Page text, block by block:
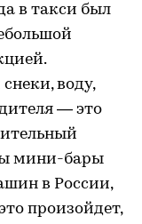
в такси был
воду,
— это
мини-бары
в России,
произойдет,